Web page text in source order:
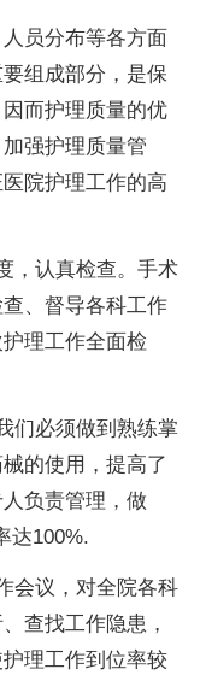
员分布等各方面
组成部分，是保
而护理质量的优
强护理质量管
院护理工作的高
，认真检查。手术
、督导各科工作
理工作全面检
们必须做到熟练掌
的使用，提高了
负责管理，做
达100%.
会议，对全院各科
查找工作隐患，
理工作到位率较